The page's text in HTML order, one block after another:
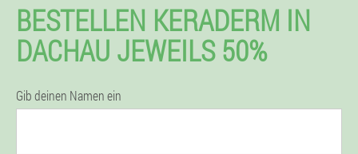
BESTELLEN KERADERM IN
DACHAU JEWEILS 50%
Gib deinen Namen ein